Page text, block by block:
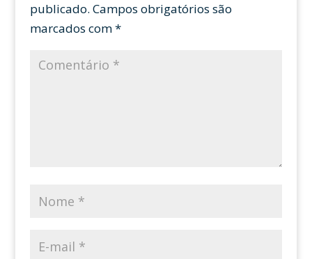
publicado. Campos obrigatórios são
marcados com*